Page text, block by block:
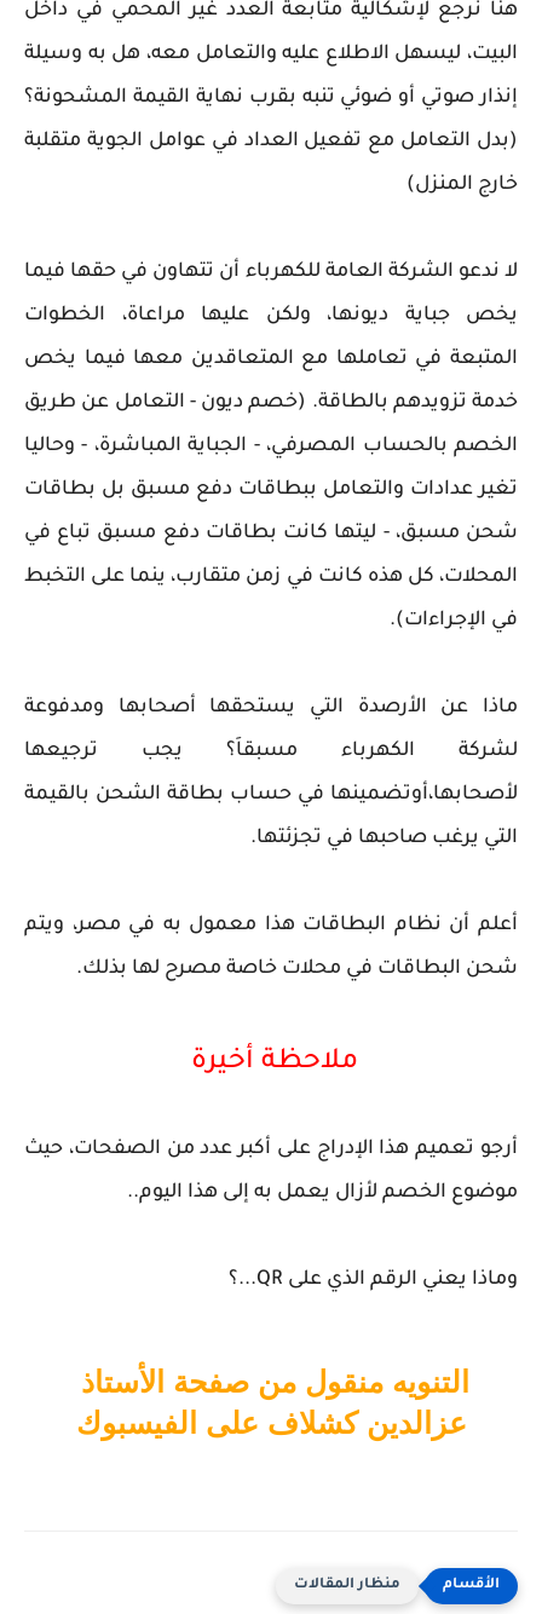
هنا نرجع لإشكالية متابعة العدد غير المحمي في داخل
البيت، ليسهل الاطلاع عليه والتعامل معه، هل به وسيلة
إنذار صوتي أو ضوئي تنبه بقرب نهاية القيمة المشحونة؟
(بدل التعامل مع تفعيل العداد في عوامل الجوية متقلبة
خارج المنزل)
لا ندعو الشركة العامة للكهرباء أن تتهاون في حقها فيما
يخص جباية ديونها، ولكن عليها مراعاة، الخطوات
المتبعة في تعاملها مع المتعاقدين معها فيما يخص
خدمة تزويدهم بالطاقة. (خصم ديون - التعامل عن طريق
الخصم بالحساب المصرفي، - الجباية المباشرة، - وحاليا
تغير عدادات والتعامل ببطاقات دفع مسبق بل بطاقات
شحن مسبق، - ليتها كانت بطاقات دفع مسبق تباع في
المحلات، كل هذه كانت في زمن متقارب، ينما على التخبط
في الإجراءات).
ماذا عن الأرصدة التي يستحقها أصحابها ومدفوعة
لشركة الكهرباء مسبقاَ؟ يجب ترجيعها
لأصحابها،أوتضمينها في حساب بطاقة الشحن بالقيمة
التي يرغب صاحبها في تجزئتها.
أعلم أن نظام البطاقات هذا معمول به في مصر، ويتم
شحن البطاقات في محلات خاصة مصرح لها بذلك.
ملاحظة أخيرة
أرجو تعميم هذا الإدراج على أكبر عدد من الصفحات، حيث
موضوع الخصم لأزال يعمل به إلى هذا اليوم..
وماذا يعني الرقم الذي على QR...؟
عزالدين كشلاف على الفيسبوك
منظار المقالات